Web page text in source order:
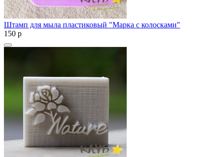
Штамп для мыла пластиковый "Марка с колосками"
150 p